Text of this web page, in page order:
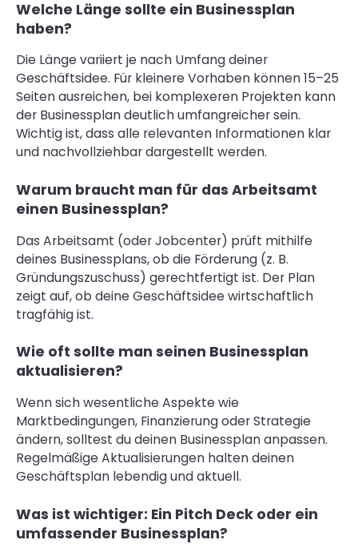
Welche Länge sollte ein Businessplan
haben?
Die Länge variiert je nach Umfang deiner
Geschäftsidee. Für kleinere Vorhaben können 15–25
Seiten ausreichen, bei komplexeren Projekten kann
der Businessplan deutlich umfangreicher sein.
Wichtig ist, dass alle relevanten Informationen klar
und nachvollziehbar dargestellt werden.
Warum braucht man für das Arbeitsamt
einen Businessplan?
Das Arbeitsamt (oder Jobcenter) prüft mithilfe
deines Businessplans, ob die Förderung (z. B.
Gründungszuschuss) gerechtfertigt ist. Der Plan
zeigt auf, ob deine Geschäftsidee wirtschaftlich
tragfähig ist.
Wie oft sollte man seinen Businessplan
aktualisieren?
Wenn sich wesentliche Aspekte wie
Marktbedingungen, Finanzierung oder Strategie
ändern, solltest du deinen Businessplan anpassen.
Regelmäßige Aktualisierungen halten deinen
Geschäftsplan lebendig und aktuell.
Was ist wichtiger: Ein Pitch Deck oder ein
umfassender Businessplan?